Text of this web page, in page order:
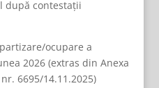
după contestații
ocupare a
2026 (extras din Anexa
6695/14.11.2025)